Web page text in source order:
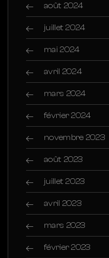
août 2024
juillet 2024
mai 2024
avril 2024
mars 2024
février 2024
novembre 2023
août 2023
juillet 2023
avril 2023
mars 2023
février 2023